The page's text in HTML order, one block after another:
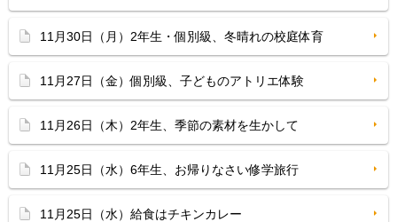
11月30日（月）2年生・個別級、冬晴れの校庭体育
11月27日（金）個別級、子どものアトリエ体験
11月26日（木）2年生、季節の素材を生かして
11月25日（水）6年生、お帰りなさい修学旅行
11月25日（水）給食はチキンカレー